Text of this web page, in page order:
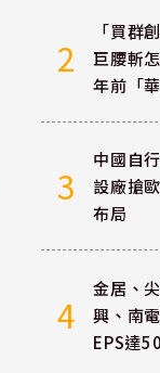
2
「買群
巨腰斬
年前「
3
中國自
設廠搶
布局
4
金居、
興、南
EPS達